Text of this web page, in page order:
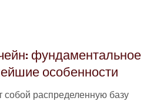
фундаментальное
особенности
собой распределенную базу